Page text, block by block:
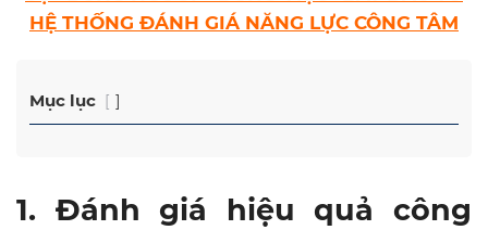
HỆ THỐNG ĐÁNH GIÁ NĂNG LỰC CÔNG TÂM
Mục lục
1. Đánh giá hiệu quả công